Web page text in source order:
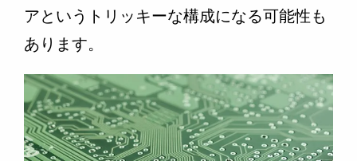
アというトリッキーな構成になる可能性も
あります。